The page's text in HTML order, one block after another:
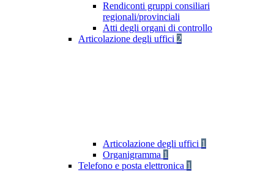
Rendiconti gruppi consiliari
regionali/provinciali
Atti degli organi di controllo
Articolazione degli uffici 2
Articolazione degli uffici 1
Organigramma 1
Telefono e posta elettronica 1